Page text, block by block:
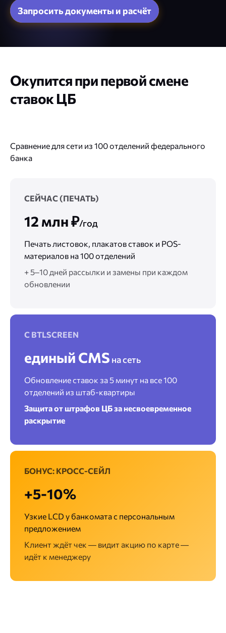
Окупится при первой смене
ставок ЦБ
Сравнение для сети из 100 отделений федерального
банка
СЕЙЧАС (ПЕЧАТЬ)
12 млн ₽/год
Печать листовок, плакатов ставок и POS-
материалов на 100 отделений
+ 5–10 дней рассылки и замены при каждом
обновлении
С BTLSCREEN
единый CMS на сеть
Обновление ставок за 5 минут на все 100
отделений из штаб-квартиры
Защита от штрафов ЦБ за несвоевременное
раскрытие
БОНУС: КРОСС-СЕЙЛ
+5-10%
Узкие LCD у банкомата с персональным
предложением
Клиент ждёт чек — видит акцию по карте —
идёт к менеджеру